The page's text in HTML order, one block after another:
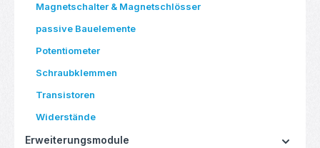
Magnetschalter & Magnetschlösser
passive Bauelemente
Potentiometer
Schraubklemmen
Transistoren
Widerstände
Erweiterungsmodule